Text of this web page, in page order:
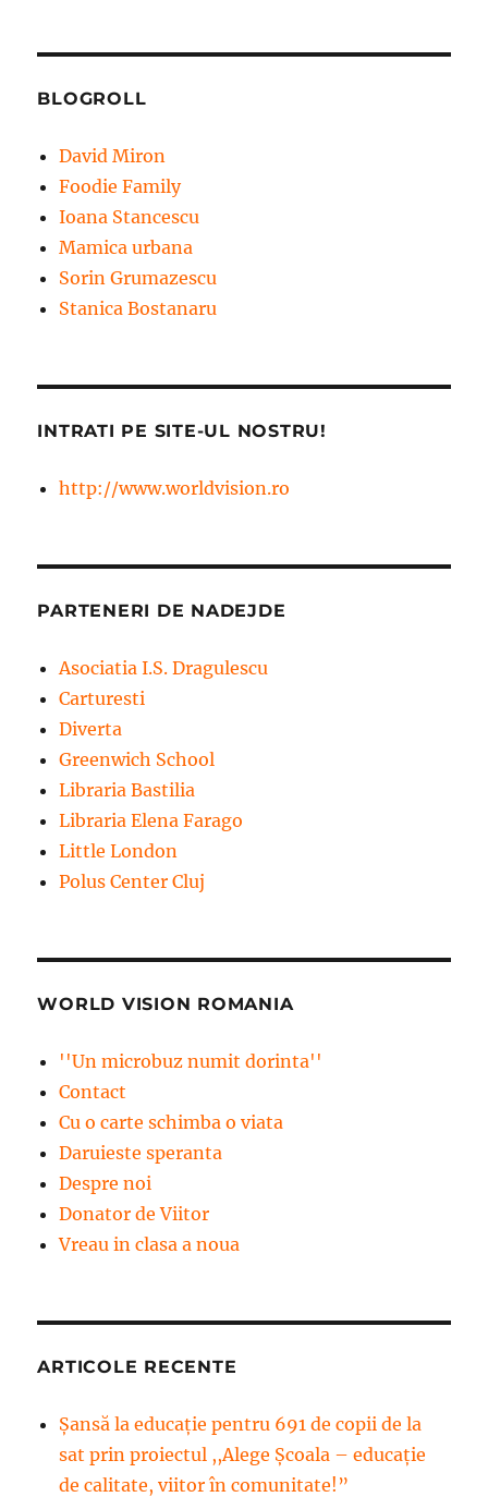
BLOGROLL
David Miron
Foodie Family
Ioana Stancescu
Mamica urbana
Sorin Grumazescu
Stanica Bostanaru
INTRATI PE SITE-UL NOSTRU!
http://www.worldvision.ro
PARTENERI DE NADEJDE
Asociatia I.S. Dragulescu
Carturesti
Diverta
Greenwich School
Libraria Bastilia
Libraria Elena Farago
Little London
Polus Center Cluj
WORLD VISION ROMANIA
''Un microbuz numit dorinta''
Contact
Cu o carte schimba o viata
Daruieste speranta
Despre noi
Donator de Viitor
Vreau in clasa a noua
ARTICOLE RECENTE
Șansă la educație pentru 691 de copii de la
sat prin proiectul ,,Alege Școala – educație
de calitate, viitor în comunitate!”